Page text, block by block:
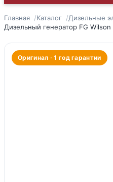
Главная Каталог Дизельные
Дизельный генератор FG
Оригинал · 1 год гарантии